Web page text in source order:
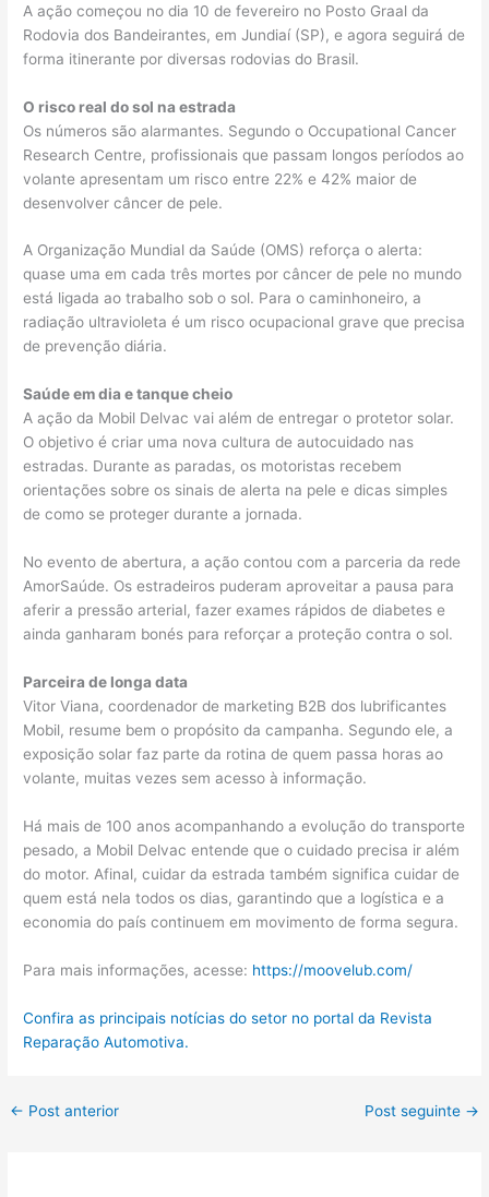
A ação começou no dia 10 de fevereiro no Posto Graal da
Rodovia dos Bandeirantes, em Jundiaí (SP), e agora seguirá de
forma itinerante por diversas rodovias do Brasil.
O risco real do sol na estrada
Os números são alarmantes. Segundo o Occupational Cancer
Research Centre, profissionais que passam longos períodos ao
volante apresentam um risco entre 22% e 42% maior de
desenvolver câncer de pele.
A Organização Mundial da Saúde (OMS) reforça o alerta:
quase uma em cada três mortes por câncer de pele no mundo
está ligada ao trabalho sob o sol. Para o caminhoneiro, a
radiação ultravioleta é um risco ocupacional grave que precisa
de prevenção diária.
Saúde em dia e tanque cheio
A ação da Mobil Delvac vai além de entregar o protetor solar.
O objetivo é criar uma nova cultura de autocuidado nas
estradas. Durante as paradas, os motoristas recebem
orientações sobre os sinais de alerta na pele e dicas simples
de como se proteger durante a jornada.
No evento de abertura, a ação contou com a parceria da rede
AmorSaúde. Os estradeiros puderam aproveitar a pausa para
aferir a pressão arterial, fazer exames rápidos de diabetes e
ainda ganharam bonés para reforçar a proteção contra o sol.
Parceira de longa data
Vitor Viana, coordenador de marketing B2B dos lubrificantes
Mobil, resume bem o propósito da campanha. Segundo ele, a
exposição solar faz parte da rotina de quem passa horas ao
volante, muitas vezes sem acesso à informação.
Há mais de 100 anos acompanhando a evolução do transporte
pesado, a Mobil Delvac entende que o cuidado precisa ir além
do motor. Afinal, cuidar da estrada também significa cuidar de
quem está nela todos os dias, garantindo que a logística e a
economia do país continuem em movimento de forma segura.
Para mais informações, acesse: https://moovelub.com/
Confira as principais notícias do setor no portal da Revista
Reparação Automotiva.
← Post anterior Post seguinte →